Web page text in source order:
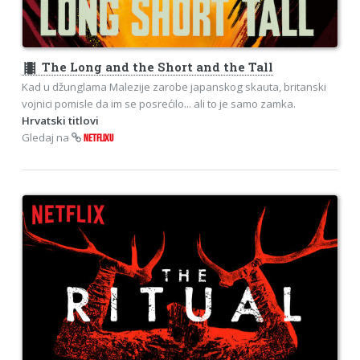
theaters The Long and the Short and the Tall
Kad u džunglama Malezije zarobe japanskog skauta, britanski
vojnici pomisle da im se posrećilo... ali to je samo zamka.
Hrvatski titlovi
Gledaj na
NETFLIXU